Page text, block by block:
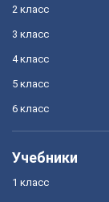
2 класс
3 класс
4 класс
5 класс
6 класс
Учебники
1 класс